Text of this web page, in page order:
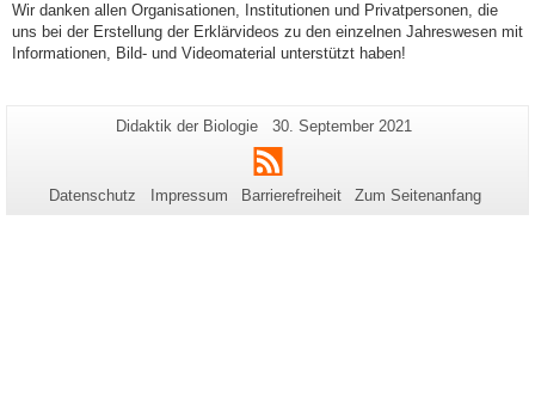
Wir danken allen Organisationen, Institutionen und Privatpersonen, die
uns bei der Erstellung der Erklärvideos zu den einzelnen Jahreswesen mit
Informationen, Bild- und Videomaterial unterstützt haben!
Zusätzliche
Informationen
zu
dieser
Seiten-
Didaktik der Biologie
Letzte
Aktualisierung:
30. September 2021
RSS
Datenschutz Impressum Barrierefreiheit Zum Seitenanfang